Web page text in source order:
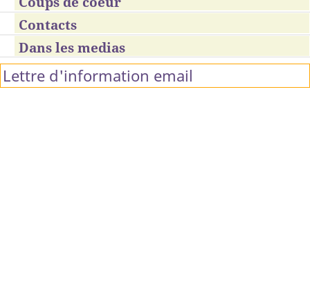
Contacts
Dans les medias
Lettre d'information email